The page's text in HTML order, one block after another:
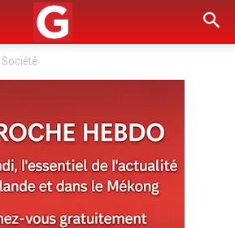
Société